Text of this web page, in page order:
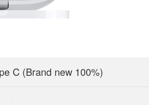
C (Brand new 100%)